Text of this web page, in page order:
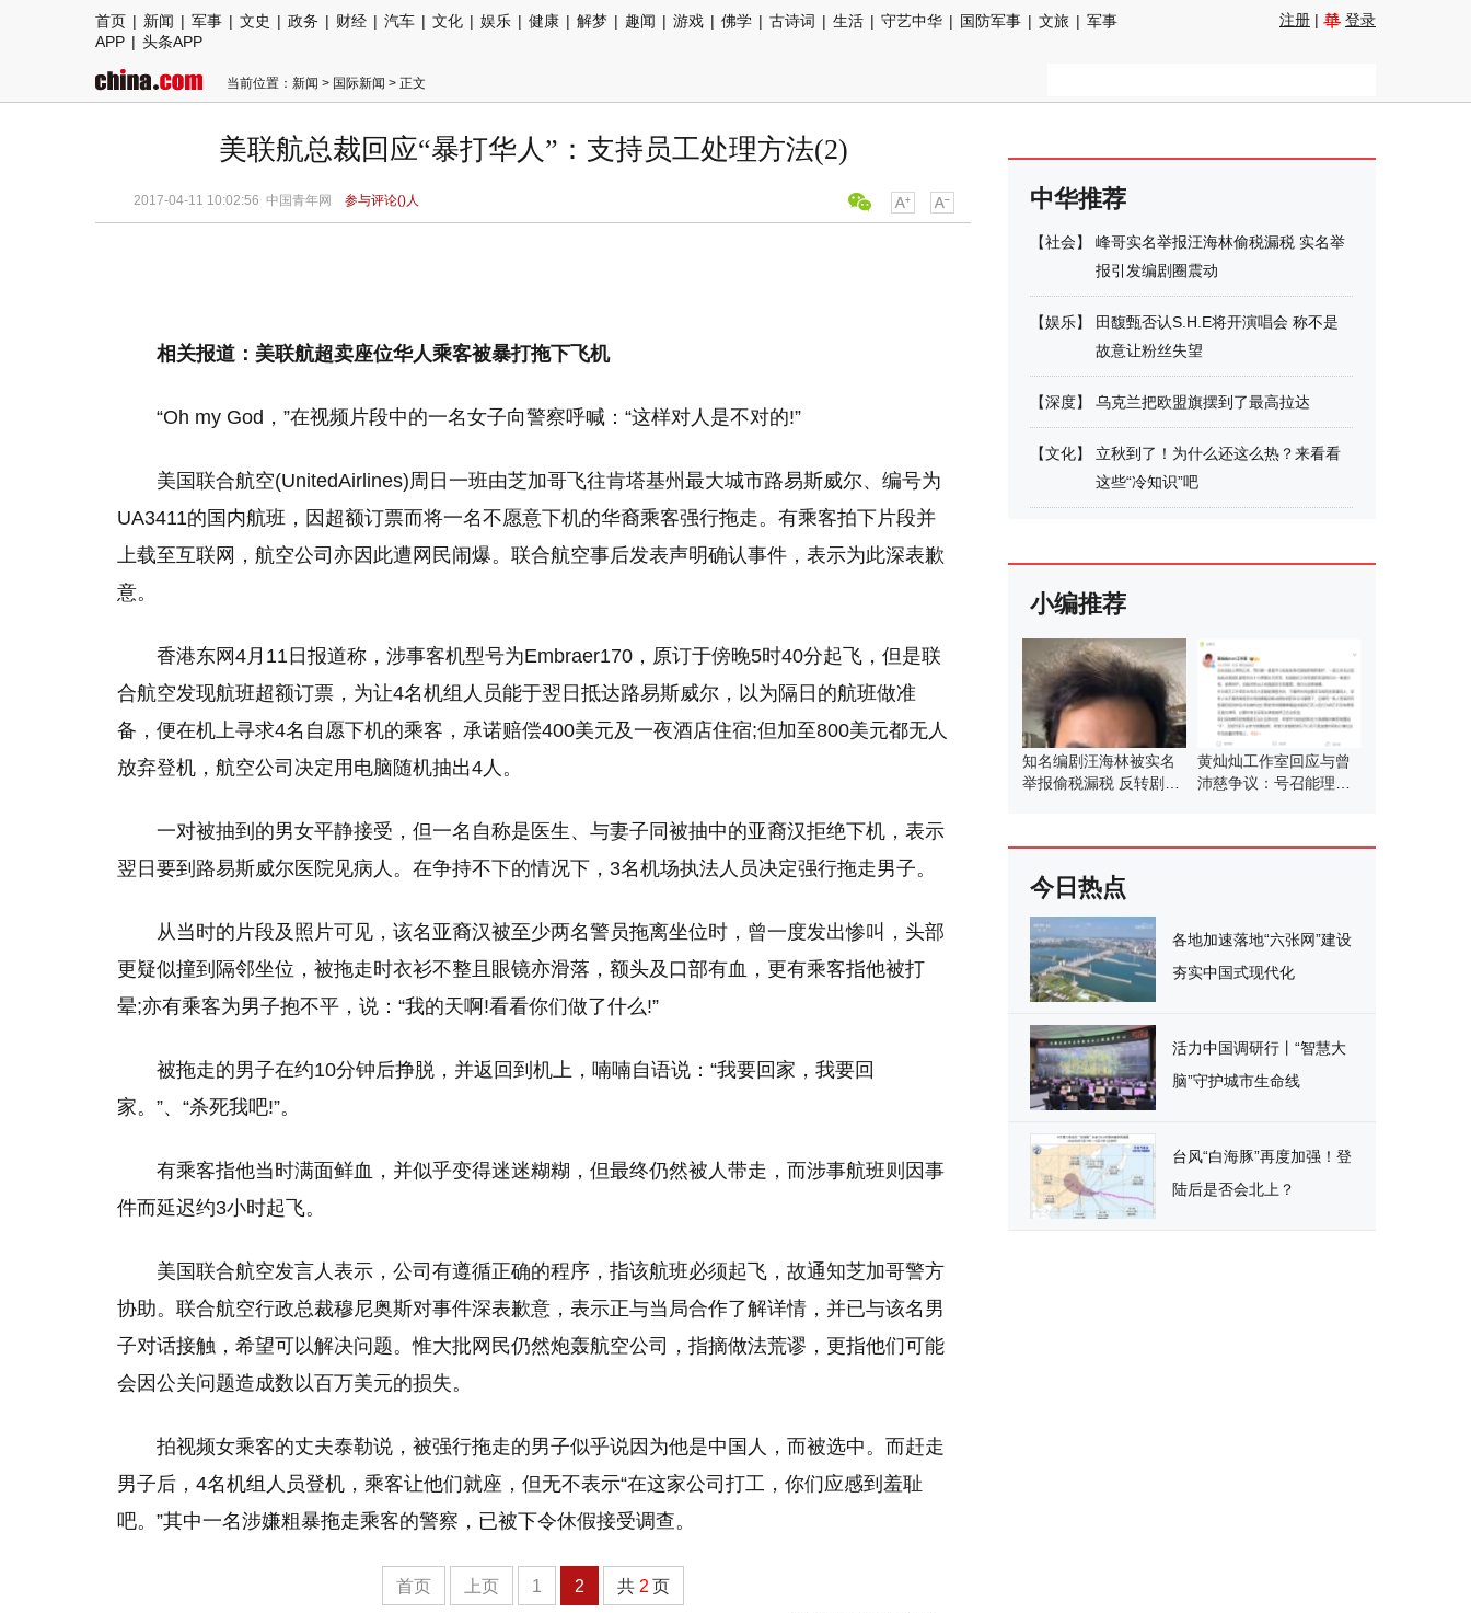
首页 | 新闻 | 军事 | 文史 | 政务 | 财经 | 汽车 | 文化 | 娱乐 | 健康 | 解梦 | 趣闻 | 游戏 | 佛学 | 古诗词 | 生活 | 守艺中华 | 国防军事 | 文旅 | 军事
APP | 头条APP
注册 | 登录
当前位置： 新闻 > 国际新闻 > 正文
美联航总裁回应“暴打华人”：支持员工处理方法(2)
2017-04-11 10:02:56 中国青年网 参与评论()人
相关报道：美联航超卖座位华人乘客被暴打拖下飞机
“Oh my God，”在视频片段中的一名女子向警察呼喊：“这样对人是不对的!”
美国联合航空(UnitedAirlines)周日一班由芝加哥飞往肯塔基州最大城市路易斯威尔、编号为
UA3411的国内航班，因超额订票而将一名不愿意下机的华裔乘客强行拖走。有乘客拍下片段并
上载至互联网，航空公司亦因此遭网民闹爆。联合航空事后发表声明确认事件，表示为此深表歉
意。
香港东网4月11日报道称，涉事客机型号为Embraer170，原订于傍晚5时40分起飞，但是联
合航空发现航班超额订票，为让4名机组人员能于翌日抵达路易斯威尔，以为隔日的航班做准
备，便在机上寻求4名自愿下机的乘客，承诺赔偿400美元及一夜酒店住宿;但加至800美元都无人
放弃登机，航空公司决定用电脑随机抽出4人。
一对被抽到的男女平静接受，但一名自称是医生、与妻子同被抽中的亚裔汉拒绝下机，表示
翌日要到路易斯威尔医院见病人。在争持不下的情况下，3名机场执法人员决定强行拖走男子。
从当时的片段及照片可见，该名亚裔汉被至少两名警员拖离坐位时，曾一度发出惨叫，头部
更疑似撞到隔邻坐位，被拖走时衣衫不整且眼镜亦滑落，额头及口部有血，更有乘客指他被打
晕;亦有乘客为男子抱不平，说：“我的天啊!看看你们做了什么!”
被拖走的男子在约10分钟后挣脱，并返回到机上，喃喃自语说：“我要回家，我要回
家。”、“杀死我吧!”。
有乘客指他当时满面鲜血，并似乎变得迷迷糊糊，但最终仍然被人带走，而涉事航班则因事
件而延迟约3小时起飞。
美国联合航空发言人表示，公司有遵循正确的程序，指该航班必须起飞，故通知芝加哥警方
协助。联合航空行政总裁穆尼奥斯对事件深表歉意，表示正与当局合作了解详情，并已与该名男
子对话接触，希望可以解决问题。惟大批网民仍然炮轰航空公司，指摘做法荒谬，更指他们可能
会因公关问题造成数以百万美元的损失。
拍视频女乘客的丈夫泰勒说，被强行拖走的男子似乎说因为他是中国人，而被选中。而赶走
男子后，4名机组人员登机，乘客让他们就座，但无不表示“在这家公司打工，你们应感到羞耻
吧。”其中一名涉嫌粗暴拖走乘客的警察，已被下令休假接受调查。
首页 上页 1 2 共 2 页
中华推荐
【社会】
峰哥实名举报汪海林偷税漏税 实名举
报引发编剧圈震动
【娱乐】
田馥甄否认S.H.E将开演唱会 称不是
故意让粉丝失望
【深度】 乌克兰把欧盟旗摆到了最高拉达
【文化】
立秋到了！为什么还这么热？来看看
这些“冷知识”吧
小编推荐
知名编剧汪海林被实名
举报偷税漏税 反转剧情
黄灿灿工作室回应与曾
沛慈争议：号召能理智
今日热点
各地加速落地“六张网”建设
夯实中国式现代化
活力中国调研行丨“智慧大
脑”守护城市生命线
台风“白海豚”再度加强！登
陆后是否会北上？